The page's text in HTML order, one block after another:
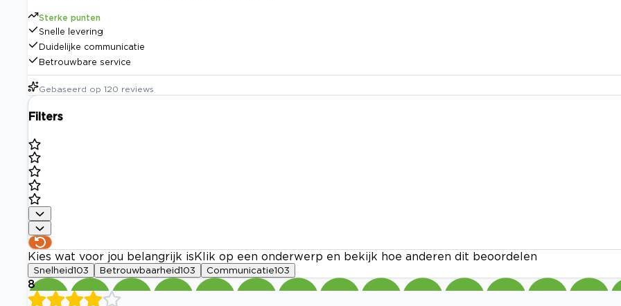
Sterke punten
Snelle levering
Duidelijke communicatie
Betrouwbare service
Gebaseerd op 120 reviews
Filters
Kies wat voor jou belangrijk is Klik op een onderwerp en bekijk hoe anderen dit beoordelen
Snelheid103 Betrouwbaarheid103 Communicatie103
8